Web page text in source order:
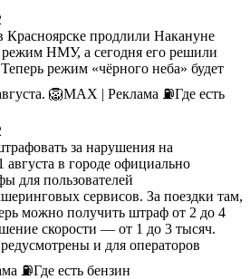
Красноярске продлили Накануне
режим НМУ, а сегодня его решили
режим «чёрного неба» будет
🦁MAX | Реклама ⛽️Где есть
за нарушения на
августа в городе официально
для пользователей
сервисов. За поездки там,
можно получить штраф от 2 до 4
скорости — от 1 до 3 тысяч.
и для операторов
⛽️Где есть бензин